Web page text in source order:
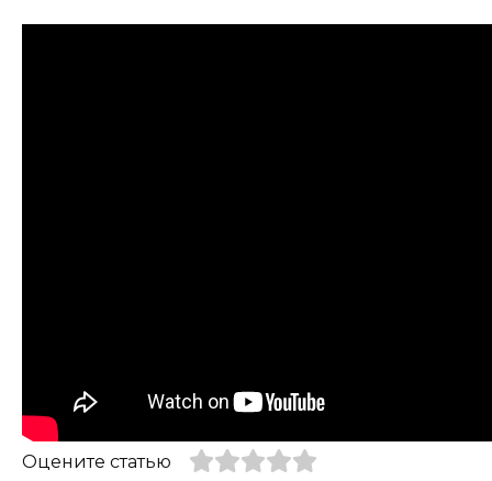
Оцените статью